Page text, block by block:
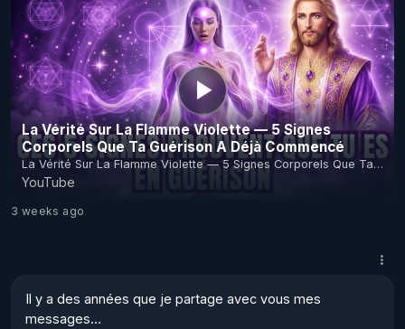
Guérison, la Flamme Violette de la Transmutation... Si l'ego
ne les comprend pas, en tant qu'Âme divine, nous les
connaissons déjà... 🌹🌹🌹
La Vérité Sur La Flamme Violette — 5 Signes
Corporels Que Ta Guérison A Déjà Commencé
La Vérité Sur La Flamme Violette — 5 Signes Corporels Que Ta
Guéris...
YouTube
3 weeks ago
Il y a des années que je partage avec vous mes
messages…